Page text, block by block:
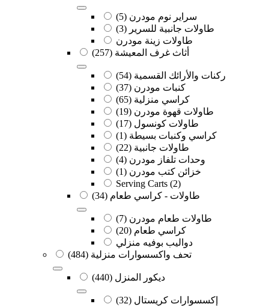
سراير نوم مودرن (5)
طاولات جانبية للسرير (3)
طاولات زينة مودرن
أثاث غرف المعيشة (257)
ركنات والأرائك القسمية (54)
كنبات مودرن (37)
كراسي منزلية (65)
طاولات قهوة مودرن (19)
طاولات كونسول (17)
كراسي وكنبات بسيطة (1)
طاولات جانبية (22)
وحدات تلفاز مودرن (4)
خزائن كتب مودرن (1)
Serving Carts (2)
طاولات - كراسي طعام (34)
طاولات طعام مودرن (7)
كراسي طعام (20)
دواليب بوفيه منزلي
تحف واكسسوارات منزلية (484)
ديكور المنزل (440)
إكسسوارات كريستال (32)